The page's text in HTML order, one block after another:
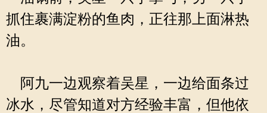
抓住裹满淀粉的鱼肉，正往那上面淋热
油。
阿九一边观察着吴星，一边给面条过
冰水，尽管知道对方经验丰富，但他依